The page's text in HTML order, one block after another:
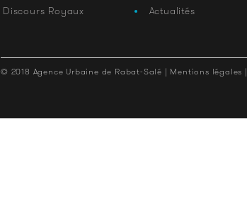
Discours Royaux
Actualités
© 2018 Agence Urbaine de Rabat-Salé | Mentions légales |